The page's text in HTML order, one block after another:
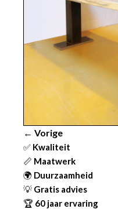
← Vorige
✅ Kwaliteit
📏 Maatwerk
🌍 Duurzaamheid
💡 Gratis advies
🏆 60 jaar ervaring